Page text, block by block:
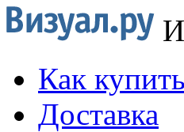
Как
Доставка